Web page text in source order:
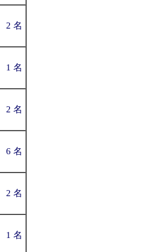
2 名
1 名
2 名
6 名
2 名
1 名